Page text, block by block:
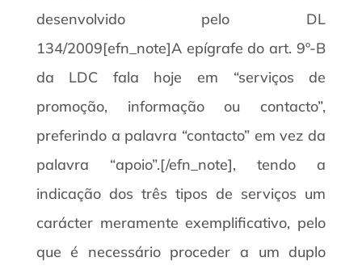
desenvolvido pelo DL
134/2009[efn_note]A epígrafe do art. 9º-B
da LDC fala hoje em “serviços de
promoção, informação ou contacto”,
preferindo a palavra “contacto” em vez da
palavra “apoio”.[/efn_note], tendo a
indicação dos três tipos de serviços um
carácter meramente exemplificativo, pelo
que é necessário proceder a um duplo